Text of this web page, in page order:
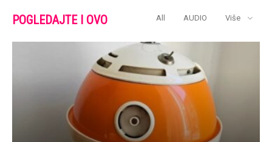
POGLEDAJTE I OVO All AUDIO Više